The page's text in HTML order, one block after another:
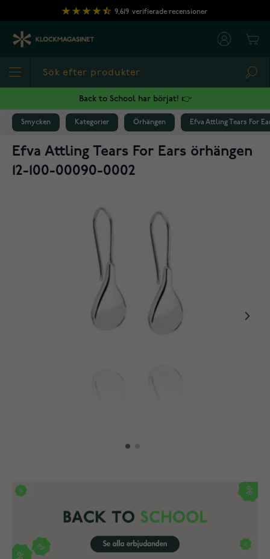
Hoppa till innehållet
9,619 verifierade recensioner
Back to School har börjat! 👉
Smycken Kategorier Örhängen Efva Attling Tears For
Efva Attling Tears For Ears örhängen
12-100-00090-0002